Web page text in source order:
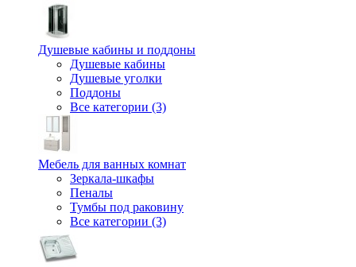
Душевые кабины и поддоны
Душевые кабины
Душевые уголки
Поддоны
Все категории (3)
Мебель для ванных комнат
Зеркала-шкафы
Пеналы
Тумбы под раковину
Все категории (3)